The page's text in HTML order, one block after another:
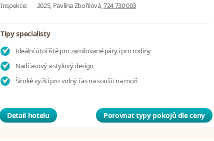
Inspekce:
2025, Pavlína Zbořilová,724 730 003
Tipy specialisty
Ideální útočiště pro zamilované páry i pro rodiny
Nadčasový a stylový design
Široké vyžití pro volný čas na souši i na moři
Detail hotelu Porovnat typy pokojů dle ceny